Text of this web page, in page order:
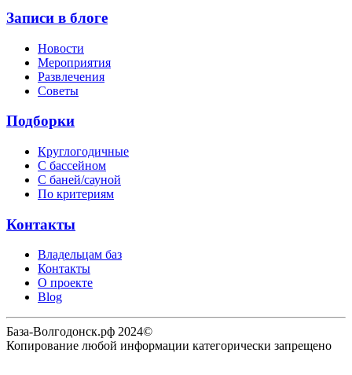
Записи в блоге
Новости
Мероприятия
Развлечения
Советы
Подборки
Круглогодичные
С бассейном
С баней/сауной
По критериям
Контакты
Владельцам баз
Контакты
О проекте
Blog
База-Волгодонск.рф 2024©
Копирование любой информации категорически запрещено